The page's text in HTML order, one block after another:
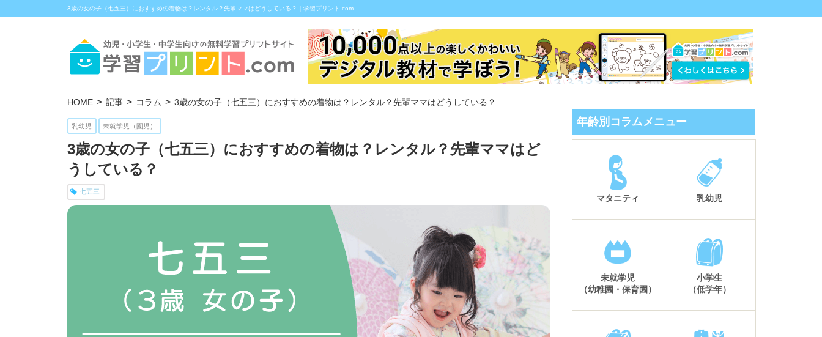
3歳の女の子（七五三）におすすめの着物は？レンタル？先輩ママはどうしている？｜学習プリント.com
HOME 記事 コラム 3歳の女の子（七五三）におすすめの着物は？レンタル？先輩ママはどうしている？
乳幼児 未就学児（園児）
3歳の女の子（七五三）におすすめの着物は？レンタル？先輩ママはど
うしている？
七五三
年齢別コラムメニュー
マタニティ 乳幼児
未就学児
（幼稚園・保育園）
小学生
（低学年）